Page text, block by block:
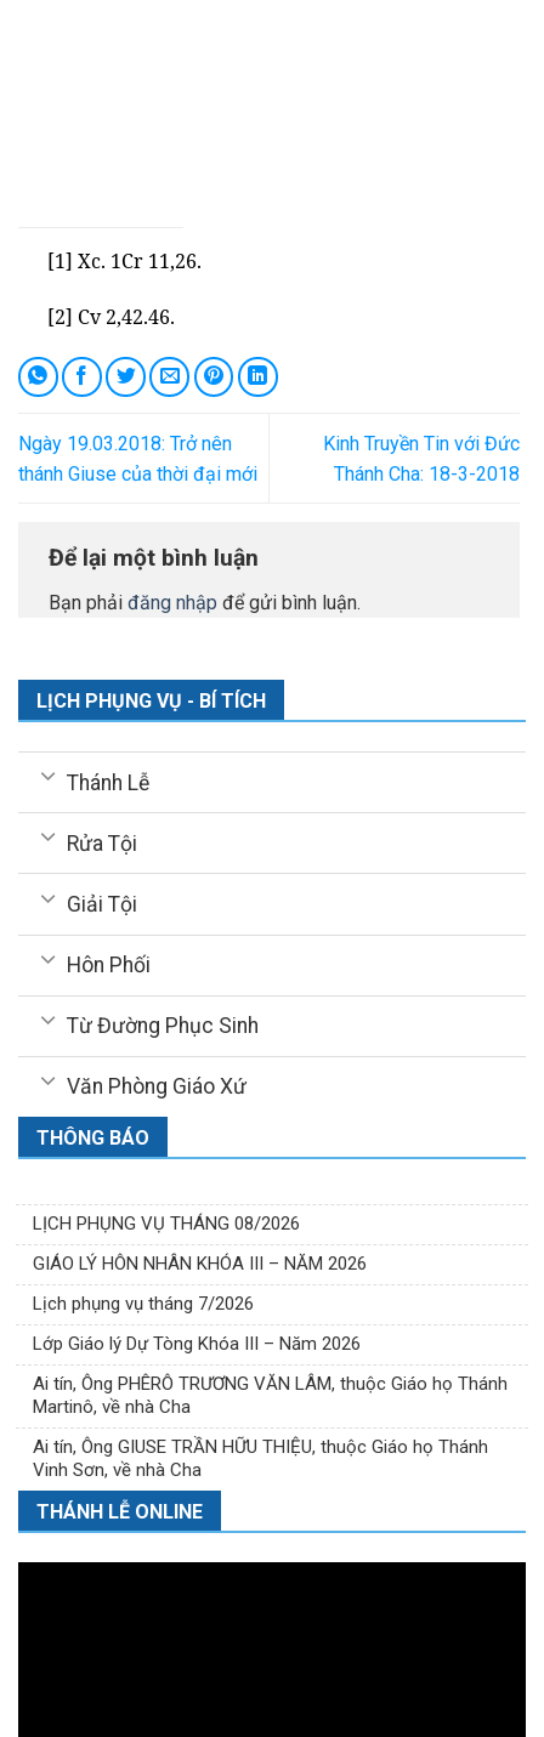
[1] Xc. 1Cr 11,26.
[2] Cv 2,42.46.
Ngày 19.03.2018: Trở nên
thánh Giuse của thời đại mới
Kinh Truyền Tin với Đức
Thánh Cha: 18-3-2018
Để lại một bình luận
Bạn phải đăng nhập để gửi bình luận.
LỊCH PHỤNG VỤ - BÍ TÍCH
Thánh Lễ
Rửa Tội
Giải Tội
Hôn Phối
Từ Đường Phục Sinh
Văn Phòng Giáo Xứ
THÔNG BÁO
LỊCH PHỤNG VỤ THÁNG 08/2026
GIÁO LÝ HÔN NHÂN KHÓA III – NĂM 2026
Lịch phụng vụ tháng 7/2026
Lớp Giáo lý Dự Tòng Khóa III – Năm 2026
Ai tín, Ông PHÊRÔ TRƯƠNG VĂN LÂM, thuộc Giáo họ Thánh
Martinô, về nhà Cha
Ai tín, Ông GIUSE TRẦN HỮU THIỆU, thuộc Giáo họ Thánh
Vinh Sơn, về nhà Cha
THÁNH LỄ ONLINE